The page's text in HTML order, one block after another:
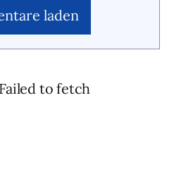
laden
to fetch